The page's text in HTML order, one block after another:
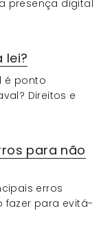
presença digital
lei?
é ponto
Direitos e
para não
erros
fazer para evitá-